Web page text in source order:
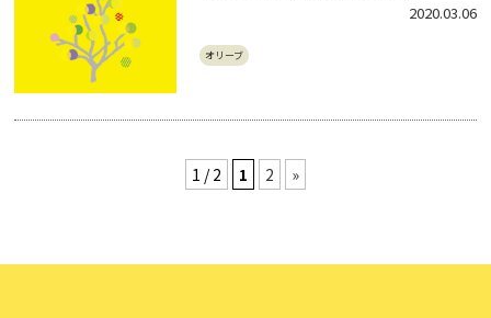
2020.03.06
オリーブ
1 / 2 1 2 »